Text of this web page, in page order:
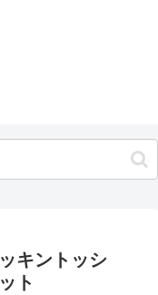
キントッシ
ト